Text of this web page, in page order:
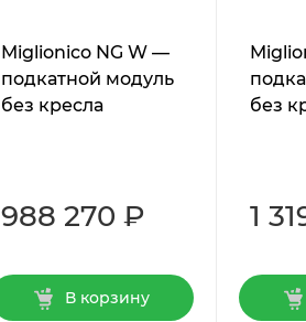
Miglionico NG W —
подкатной модуль
без кресла
988 270 ₽
В корзину
без
1